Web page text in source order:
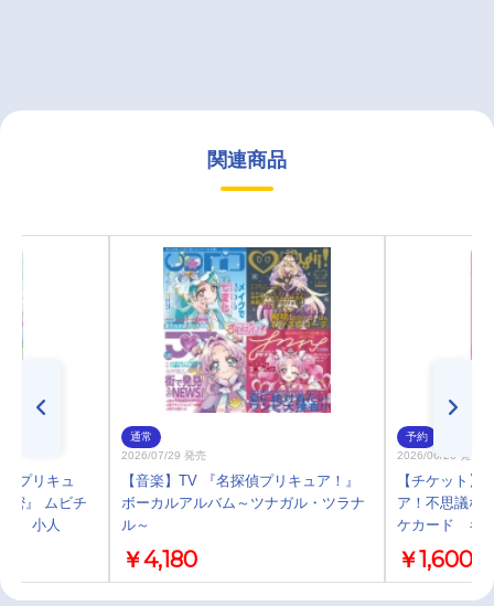
関連商品
プリキュ
密』 ムビチ
ル 小人
通常
2026/07/29 発売
【音楽】TV 『名探偵プリキュア！』
ボーカルアルバム～ツナガル・ツラナ
ル～
￥4,180
予約
2026/06/26 発売
【チケット】
ア！不思議な
ケカード キ
￥1,600